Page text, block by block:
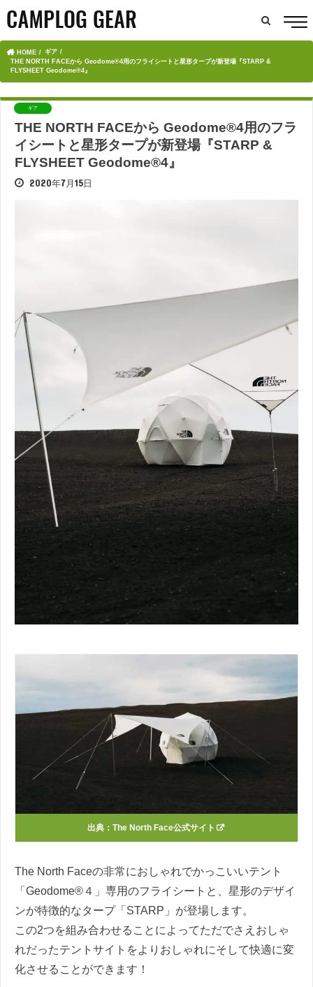
HOME
ギア
THE NORTH FACEから Geodome®4用のフライシートと星形タープが新登場『STARP &
FLYSHEET Geodome®4』
ギア
THE NORTH FACEから Geodome®4用のフラ
イシートと星形タープが新登場『STARP &
FLYSHEET Geodome®4』
2020年7月15日
出典：The North Face公式サイト
The North Faceの非常におしゃれでかっこいいテント
「Geodome®４」専用のフライシートと、星形のデザイ
ンが特徴的なタープ「STARP」が登場します。
この2つを組み合わせることによってただでさえおしゃ
れだったテントサイトをよりおしゃれにそして快適に変
化させることができます！